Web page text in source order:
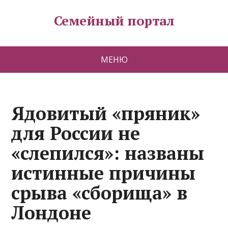
Семейный портал
МЕНЮ
Ядовитый «пряник»
для России не
«слепился»: названы
истинные причины
срыва «сборища» в
Лондоне